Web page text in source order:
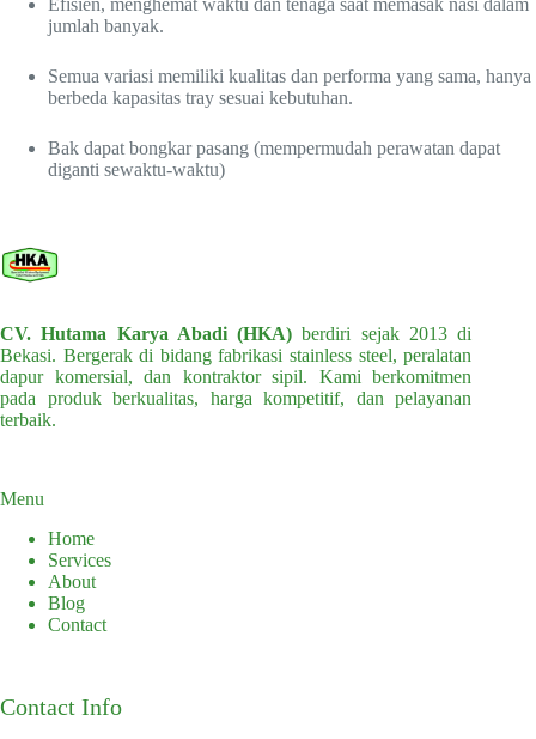
jumlah banyak.
Semua variasi memiliki kualitas dan performa yang sama, hanya
berbeda kapasitas tray sesuai kebutuhan.
Bak dapat bongkar pasang (mempermudah perawatan dapat
diganti sewaktu-waktu)
CV. Hutama Karya Abadi (HKA) berdiri sejak 2013 di
Bekasi. Bergerak di bidang fabrikasi stainless steel, peralatan
dapur komersial, dan kontraktor sipil. Kami berkomitmen
pada produk berkualitas, harga kompetitif, dan pelayanan
terbaik.
Menu
Home
Services
About
Blog
Contact
Contact Info